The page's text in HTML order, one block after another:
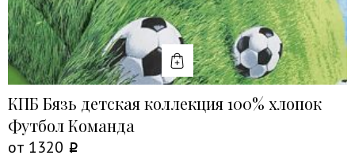
КУПИТЬ
КПБ Бязь детская коллекция 100% хлопок
Футбол Команда
от 1320